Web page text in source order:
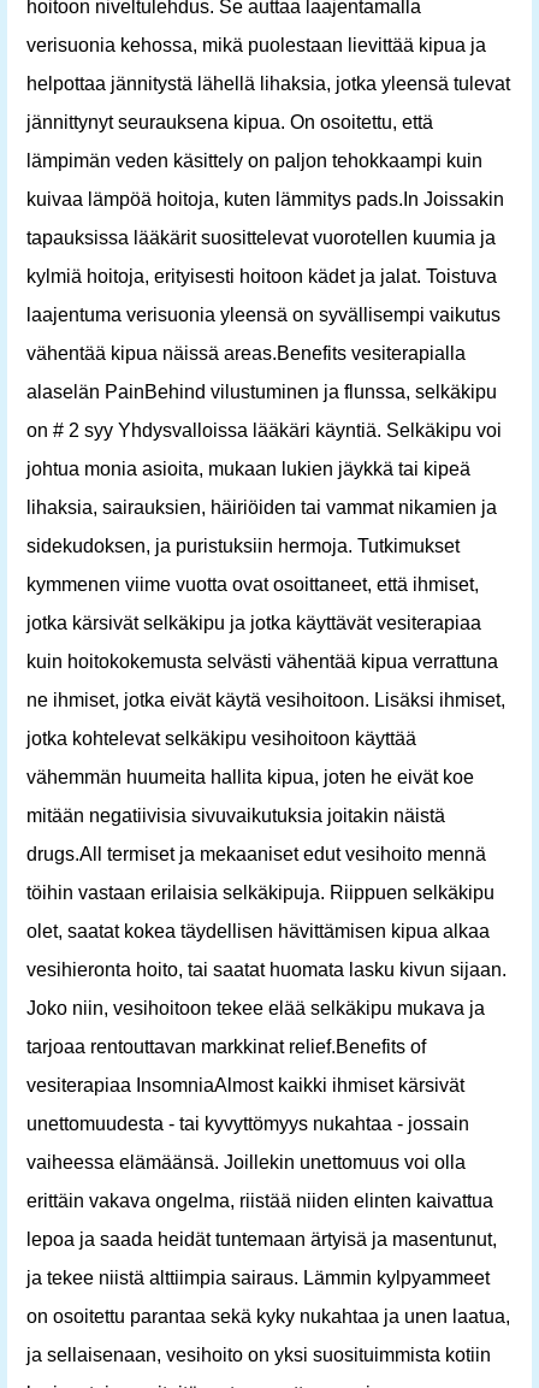
hoitoon niveltulehdus. Se auttaa laajentamalla
verisuonia kehossa, mikä puolestaan ​​lievittää kipua ja
helpottaa jännitystä lähellä lihaksia, jotka yleensä tulevat
jännittynyt seurauksena kipua. On osoitettu, että
lämpimän veden käsittely on paljon tehokkaampi kuin
kuivaa lämpöä hoitoja, kuten lämmitys pads.In Joissakin
tapauksissa lääkärit suosittelevat vuorotellen kuumia ja
kylmiä hoitoja, erityisesti hoitoon kädet ja jalat. Toistuva
laajentuma verisuonia yleensä on syvällisempi vaikutus
vähentää kipua näissä areas.Benefits vesiterapialla
alaselän PainBehind vilustuminen ja flunssa, selkäkipu
on # 2 syy Yhdysvalloissa lääkäri käyntiä. Selkäkipu voi
johtua monia asioita, mukaan lukien jäykkä tai kipeä
lihaksia, sairauksien, häiriöiden tai vammat nikamien ja
sidekudoksen, ja puristuksiin hermoja. Tutkimukset
kymmenen viime vuotta ovat osoittaneet, että ihmiset,
jotka kärsivät selkäkipu ja jotka käyttävät vesiterapiaa
kuin hoitokokemusta selvästi vähentää kipua verrattuna
ne ihmiset, jotka eivät käytä vesihoitoon. Lisäksi ihmiset,
jotka kohtelevat selkäkipu vesihoitoon käyttää
vähemmän huumeita hallita kipua, joten he eivät koe
mitään negatiivisia sivuvaikutuksia joitakin näistä
drugs.All termiset ja mekaaniset edut vesihoito mennä
töihin vastaan erilaisia ​​selkäkipuja. Riippuen selkäkipu
olet, saatat kokea täydellisen hävittämisen kipua alkaa
vesihieronta hoito, tai saatat huomata lasku kivun sijaan.
Joko niin, vesihoitoon tekee elää selkäkipu mukava ja
tarjoaa rentouttavan markkinat relief.Benefits of
vesiterapiaa InsomniaAlmost kaikki ihmiset kärsivät
unettomuudesta - tai kyvyttömyys nukahtaa - jossain
vaiheessa elämäänsä. Joillekin unettomuus voi olla
erittäin vakava ongelma, riistää niiden elinten kaivattua
lepoa ja saada heidät tuntemaan ärtyisä ja masentunut,
ja tekee niistä alttiimpia sairaus. Lämmin kylpyammeet
on osoitettu parantaa sekä kyky nukahtaa ja unen laatua,
ja sellaisenaan, vesihoito on yksi suosituimmista kotiin